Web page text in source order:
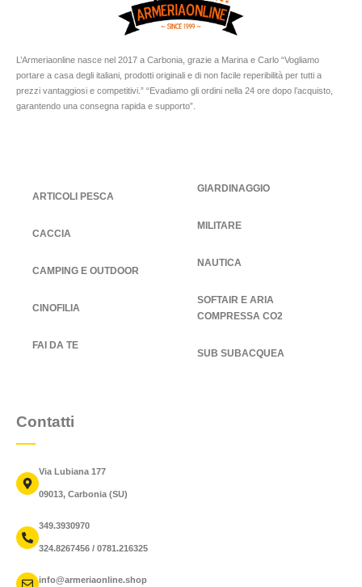
L’Armeriaonline nasce nel 2017 a Carbonia, grazie a Marina e Carlo “Vogliamo
portare a casa degli italiani, prodotti originali e di non facile reperibilità per tutti a
prezzi vantaggiosi e competitivi.” “Evadiamo gli ordini nella 24 ore dopo l’acquisto,
garantendo una consegna rapida e supporto”.
ARTICOLI PESCA
CACCIA
CAMPING E OUTDOOR
CINOFILIA
FAI DA TE
GIARDINAGGIO
MILITARE
NAUTICA
SOFTAIR E ARIA
COMPRESSA CO2
SUB SUBACQUEA
Contatti
Via Lubiana 177
09013, Carbonia (SU)
349.3930970
324.8267456 / 0781.216325
info@armeriaonline.shop